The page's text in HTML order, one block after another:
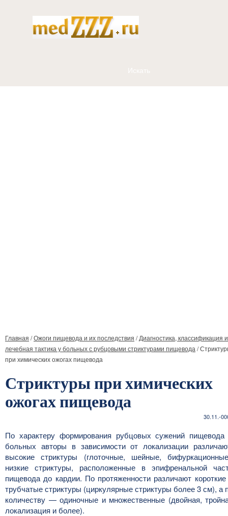
Главная /Ожоги пищевода и их последствия /Диагностика, классификация и
лечебная тактика у больных с рубцовыми стриктурами пищевода /
при химических ожогах пищевода
Стриктуры при химических
ожогах пищевода
30.11.-
По характеру формирования рубцовых сужений
больных авторы в зависимости от локализации
высокие стриктуры (глоточные, шейные,
низкие стриктуры, расположенные в эпифренальной
пищевода до кардии. По протяженности различают
трубчатые стриктуры (циркулярные стриктуры более 3 см), а
количеству — одиночные и множественные (двойная,
локализация и более).